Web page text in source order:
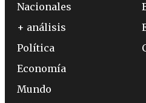
Nacionales
+ análisis
Política
Economía
Mundo